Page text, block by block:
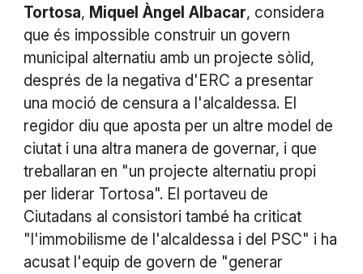
Tortosa, Miquel Àngel Albacar, considera
que és impossible construir un govern
municipal alternatiu amb un projecte sòlid,
després de la negativa d'ERC a presentar
una moció de censura a l'alcaldessa. El
regidor diu que aposta per un altre model de
ciutat i una altra manera de governar, i que
treballaran en "un projecte alternatiu propi
per liderar Tortosa". El portaveu de
Ciutadans al consistori també ha criticat
"l'immobilisme de l'alcaldessa i del PSC" i ha
acusat l'equip de govern de "generar